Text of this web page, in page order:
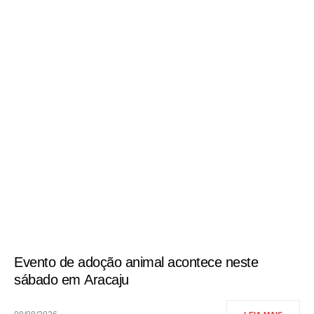
Evento de adoção animal acontece neste
sábado em Aracaju